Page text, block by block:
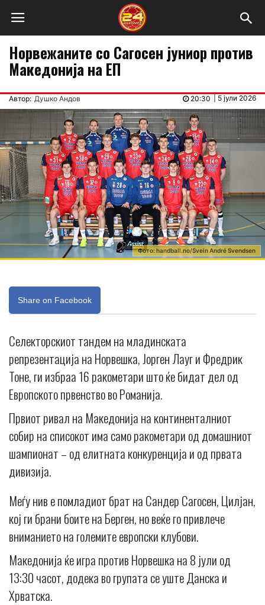
Норвежаните со Сагосен јуниор против
Македонија на ЕП
Автор: Душко Андов 5 јули 2026
20:30
Фото: handball.no/Svein André Svendsen
Share on Facebook
Селекторскиот тандем на младинската
репрезентација на Норвешка, Јорген Лауг и Фредрик
Тоне, ги избраа 16 ракометари што ќе бидат дел од
Европското првенство во Романија.
Првиот ривал на Македонија на континенталниот
собир на списокот има само ракометари од домашниот
шампионат – од елитната конкуренција и од првата
дивизија.
Меѓу нив е помладиот брат на Сандер Сагосен, Цилјан,
кој ги брани боите на Берген, но веќе го привлече
вниманието на големите европски клубови.
Македонија ќе игра против Норвешка на 8 јули од
13:30 часот, додека во групата се уште Данска и
Хрватска.